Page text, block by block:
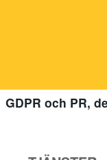
GDPR och PR,